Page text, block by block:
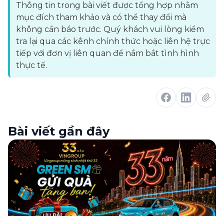
Thông tin trong bài viết được tổng hợp nhằm
mục đích tham khảo và có thể thay đổi mà
không cần báo trước. Quý khách vui lòng kiểm
tra lại qua các kênh chính thức hoặc liên hệ trực
tiếp với đơn vị liên quan để nắm bắt tình hình
thực tế.
Bài viết gần đây